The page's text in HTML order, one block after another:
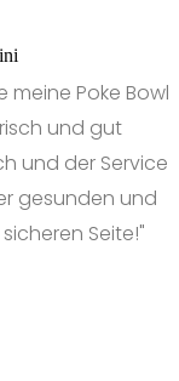
meine Poke Bowl
und gut
und der Service
gesunden und
Seite!"